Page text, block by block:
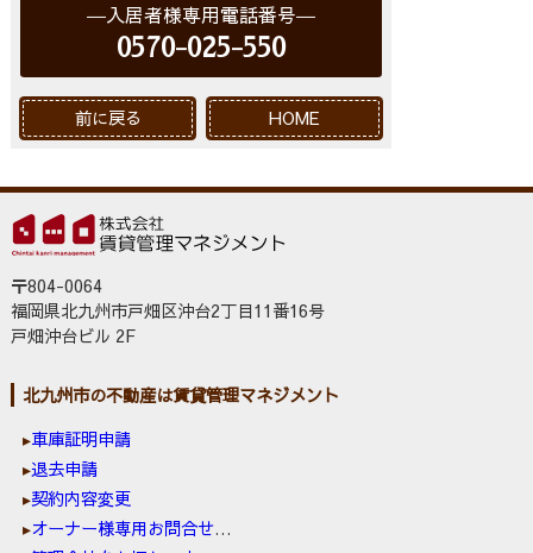
入居者様専用電話番号
0570-025-550
前に戻る HOME
〒804-0064
福岡県北九州市戸畑区沖台2丁目11番16号
戸畑沖台ビル 2F
北九州市の不動産は賃貸管理マネジメント
車庫証明申請
退去申請
契約内容変更
オーナー様専用お問合せ窓口